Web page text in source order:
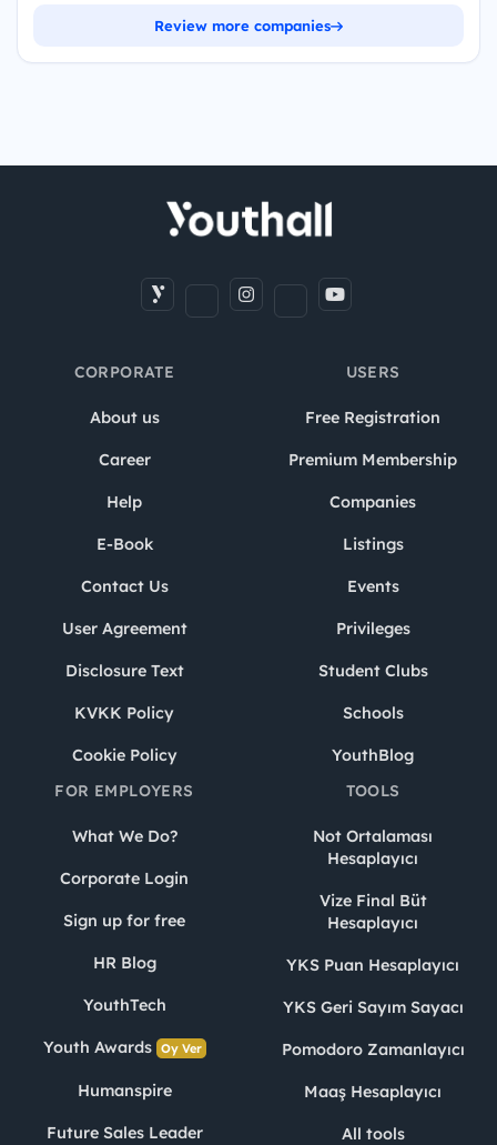
Review more companies
CORPORATE
About us
Career
Help
E-Book
Contact Us
User Agreement
Disclosure Text
KVKK Policy
Cookie Policy
USERS
Free Registration
Premium Membership
Companies
Listings
Events
Privileges
Student Clubs
Schools
YouthBlog
FOR EMPLOYERS
What We Do?
Corporate Login
Sign up for free
HR Blog
YouthTech
Youth Awards Oy Ver
Humanspire
Future Sales Leader
TOOLS
Not Ortalaması
Hesaplayıcı
Vize Final Büt
Hesaplayıcı
YKS Puan Hesaplayıcı
YKS Geri Sayım Sayacı
Pomodoro Zamanlayıcı
Maaş Hesaplayıcı
All tools